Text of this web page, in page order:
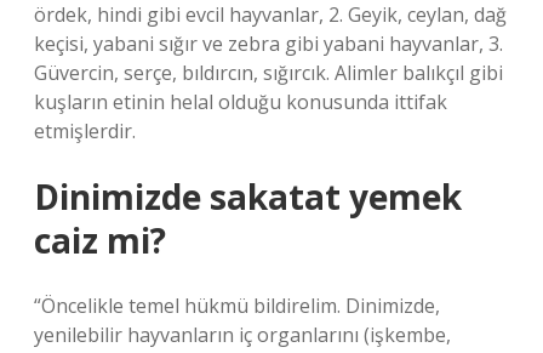
ördek, hindi gibi evcil hayvanlar, 2. Geyik, ceylan, dağ
keçisi, yabani sığır ve zebra gibi yabani hayvanlar, 3.
Güvercin, serçe, bıldırcın, sığırcık. Alimler balıkçıl gibi
kuşların etinin helal olduğu konusunda ittifak
etmişlerdir.
Dinimizde sakatat yemek
caiz mi?
“Öncelikle temel hükmü bildirelim. Dinimizde,
yenilebilir hayvanların iç organlarını (işkembe,